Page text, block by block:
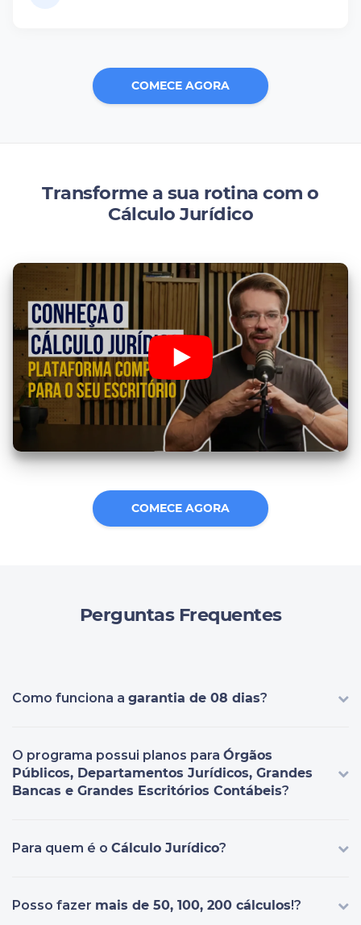
COMECE AGORA
Transforme a sua rotina com o
Cálculo Jurídico
COMECE AGORA
Perguntas Frequentes
Como funciona a garantia de 08 dias?
O programa possui planos para Órgãos
Públicos, Departamentos Jurídicos, Grandes
Bancas e Grandes Escritórios Contábeis?
Para quem é o Cálculo Jurídico?
Posso fazer mais de 50, 100, 200 cálculos!?